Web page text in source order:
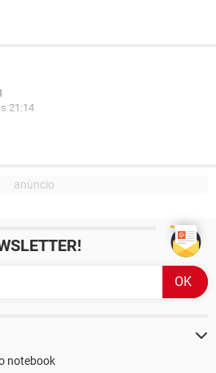
21:14
notebook